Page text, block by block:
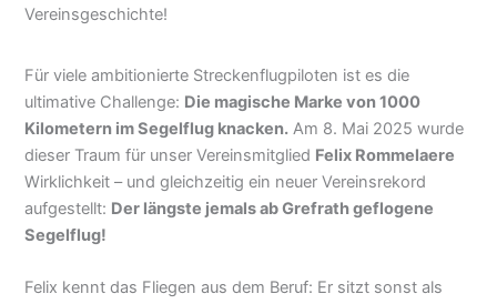
Vereinsgeschichte!
Für viele ambitionierte Streckenflugpiloten ist es die
ultimative Challenge: Die magische Marke von 1000
Kilometern im Segelflug knacken. Am 8. Mai 2025
wurde dieser Traum für unser VereinsmitgliedFelix
Rommelaere Wirklichkeit – und gleichzeitig ein neuer
Vereinsrekord aufgestellt:Der längste jemals ab
Grefrath geflogene Segelflug!
Felix kennt das Fliegen aus dem Beruf: Er sitzt sonst als